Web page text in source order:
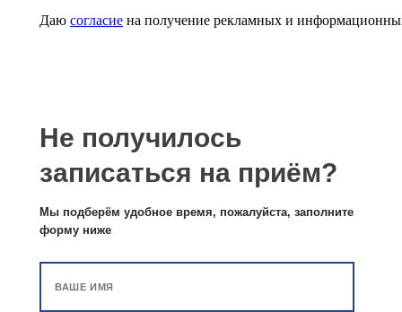
Даю согласие на получение рекламных и
Не получилось
записаться на приём?
Мы подберём удобное время, пожалуйста, заполните
форму ниже